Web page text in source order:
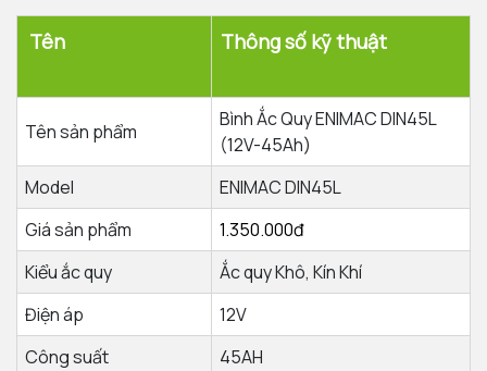
Tên Thông số kỹ thuật
Tên sản phẩm
Bình Ắc Quy ENIMAC DIN45L
(12V-45Ah)
Model
ENIMAC DIN45L
Giá sản phẩm
1.350.000đ
Kiểu ắc quy
Ắc quy Khô, Kín Khí
Điện áp
12V
Công suất
45AH